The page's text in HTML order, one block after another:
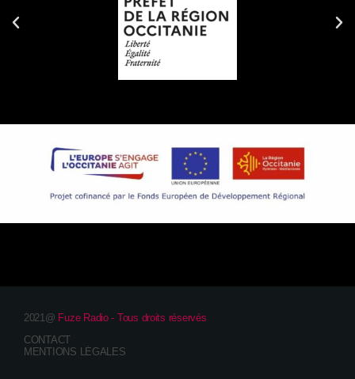
2021@ Fuze Radio - Tous droits réservés
CONTACT
MENTIONS LÉGALES